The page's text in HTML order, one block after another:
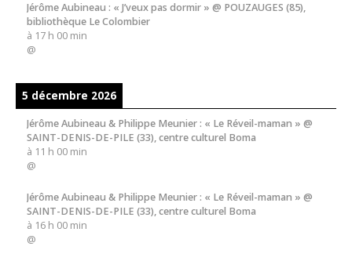
Jérôme Aubineau : « J’veux pas dormir » @ POUZAUGES (85),
bibliothèque Le Colombier
à 17 h 00 min
@
5 décembre 2026
Jérôme Aubineau & Philippe Meunier : « Le Réveil-maman » @
SAINT-DENIS-DE-PILE (33), centre culturel Boma
à 11 h 00 min
@
Jérôme Aubineau & Philippe Meunier : « Le Réveil-maman » @
SAINT-DENIS-DE-PILE (33), centre culturel Boma
à 16 h 00 min
@